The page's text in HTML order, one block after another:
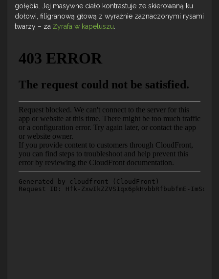
gołębia. Jej masywne ciało kontrastuje ze skierowaną ku
dołowi, filigranową głową z wyraźnie zaznaczonymi rysami
twarzy – za Żyrafa w kapeluszu